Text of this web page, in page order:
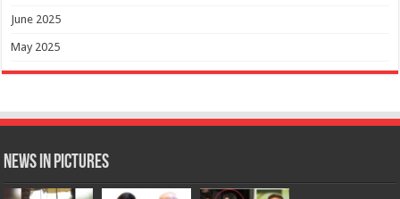
June 2025
May 2025
News in Pictures